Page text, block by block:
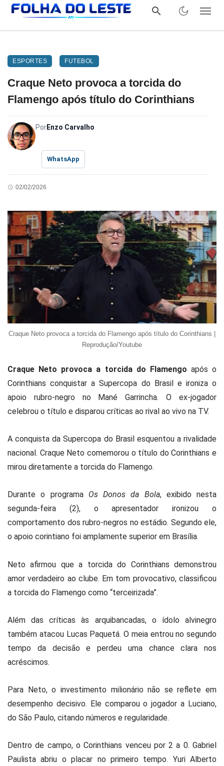
ESPORTES FUTEBOL
Craque Neto provoca a torcida do
Flamengo após título do Corinthians
PorEnzo Carvalho
WhatsApp
02/02/2026
Craque Neto provoca a torcida do Flamengo após título do Corinthians |
Reprodução/Youtube
Craque Neto provoca a torcida do Flamengo após o
Corinthians conquistar a Supercopa do Brasil e ironiza o
apoio rubro-negro no Mané Garrincha. O ex-jogador
celebrou o título e disparou críticas ao rival ao vivo na TV.
A conquista da Supercopa do Brasil esquentou a rivalidade
nacional. Craque Neto comemorou o título do Corinthians e
mirou diretamente a torcida do Flamengo.
Durante o programa Os Donos da Bola, exibido nesta
segunda-feira (2), o apresentador ironizou o
comportamento dos rubro-negros no estádio. Segundo ele,
o apoio corintiano foi amplamente superior em Brasília.
Neto afirmou que a torcida do Corinthians demonstrou
amor verdadeiro ao clube. Em tom provocativo, classificou
a torcida do Flamengo como “terceirizada”.
Além das críticas às arquibancadas, o ídolo alvinegro
também atacou Lucas Paquetá. O meia entrou no segundo
tempo da decisão e perdeu uma chance clara nos
acréscimos.
Para Neto, o investimento milionário não se reflete em
desempenho decisivo. Ele comparou o jogador a Luciano,
do São Paulo, citando números e regularidade.
Dentro de campo, o Corinthians venceu por 2 a 0. Gabriel
Paulista abriu o placar no primeiro tempo. Yuri Alberto